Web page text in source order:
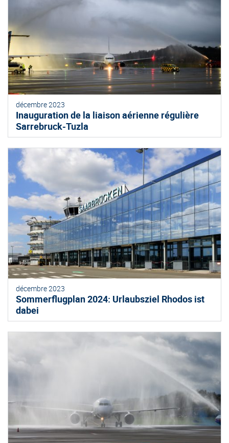
décembre 2023
Inauguration de la liaison aérienne régulière
Sarrebruck-Tuzla
décembre 2023
Sommerflugplan 2024: Urlaubsziel Rhodos ist
dabei